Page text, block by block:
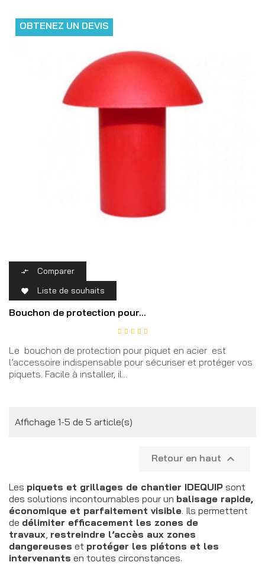
OBTENEZ UN DEVIS
 Comparer
 Liste de souhaits
Bouchon de protection pour...
Le bouchon de protection pour piquet en acier est
l’accessoire indispensable pour sécuriser et protéger vos
piquets. Facile à installer, il...
Affichage 1-5 de 5 article(s)
Retour en haut 
Les piquets et grillages de chantier IDEQUIP sont
des solutions incontournables pour un balisage rapide,
économique et parfaitement visible. Ils permettent
de délimiter efficacement les zones de
travaux restreindre l’accès aux zones
dangereuses et protéger les piétons et les
intervenants en toutes circonstances.